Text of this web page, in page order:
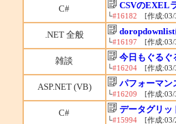
C# CSVのEXEL
└#16182 [作成:03/
.NET 全般
└#16197 [作成:03/
雑談 今日もぐるぐ
└#16204[作成:03/
ASP.NET (VB) パフォーマン
└#16209 [作成:03/
C# データグリッ
└#15994[作成:03/